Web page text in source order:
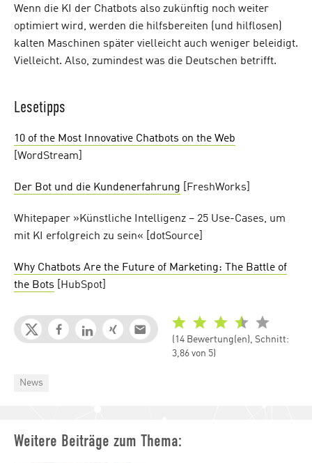
Wenn die KI der Chatbots also zukünftig noch weiter
optimiert wird, werden die hilfsbereiten (und hilflosen)
kalten Maschinen später vielleicht auch weniger beleidigt.
Vielleicht. Also, zumindest was die Deutschen betrifft.
Lesetipps
10 of the Most Innovative Chatbots on the Web
[WordStream]
Der Bot und die Kundenerfahrung [FreshWorks]
Whitepaper »Künstliche Intelligenz – 25 Use-Cases, um
mit KI erfolgreich zu sein« [dotSource]
Why Chatbots Are the Future of Marketing: The Battle of
the Bots [HubSpot]
(14 Bewertung(en), Schnitt:
3,86 von 5)
Categories
News
Weitere Beiträge zum Thema: